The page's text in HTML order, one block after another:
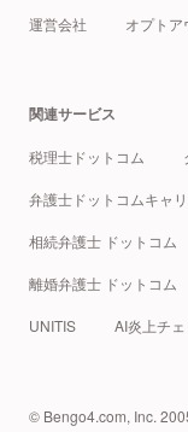
運営会社 オプトア
関連サービス
税理士ドットコム
弁護士ドットコムキャ
相続弁護士 ドットコム
離婚弁護士 ドットコム
UNITIS AI炎上チ
© Bengo4.com, Inc.